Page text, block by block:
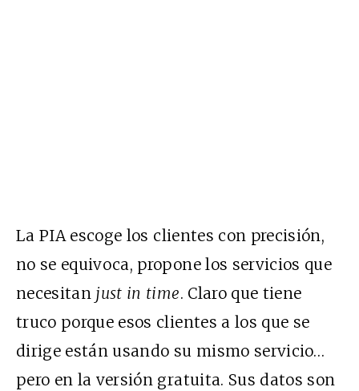
LaPIAescoge los clientes con precisión,
no se equivoca, propone los servicios que
necesitan just in time. Claro que tiene
truco porque esos clientes a los que se
dirige están usando su mismo servicio…
pero en la versión gratuita. Sus datos son